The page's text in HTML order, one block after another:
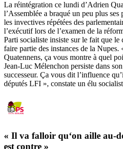
La réintégration ce lundi d’Adrien
l’Assemblée a braqué un peu plus ses
les invectives répétées des
l’exécutif lors de l’examen de la
Parti socialiste insiste sur le fait que
faire partie des instances de la Nupes.
Quatennens, ça vous montre à quel
Jean-Luc Mélenchon persiste dans
successeur. Ça vous dit l’influence
députés LFI », constate un élu
« Il va falloir qu‘on aille au-
est contre »